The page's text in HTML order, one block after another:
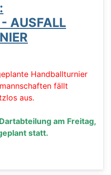
AUSFALL
Handballturnier
fällt
aus.
am Freitag,
statt.